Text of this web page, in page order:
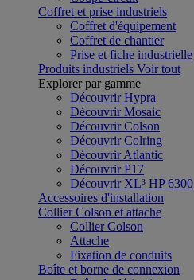
Coffret et prise industriels
Coffret d'équipement
Coffret de chantier
Prise et fiche industrielle
Produits industriels Voir tout
Explorer par gamme
Découvrir Hypra
Découvrir Mosaic
Découvrir Colson
Découvrir Colring
Découvrir Atlantic
Découvrir P17
Découvrir XL³ HP 6300
Accessoires d'installation
Collier Colson et attache
Collier Colson
Attache
Fixation de conduits
Boîte et borne de connexion